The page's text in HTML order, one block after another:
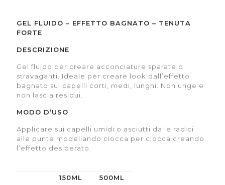
GEL FLUIDO – EFFETTO BAGNATO – TENUTA
FORTE
DESCRIZIONE
Gel fluido per creare acconciature sparate o
stravaganti. Ideale per creare look dall’effetto
bagnato sui capelli corti, medi, lunghi. Non unge e
non lascia residui.
MODO D’USO
Applicare sui capelli umidi o asciutti dalle radici
alle punte modellando ciocca per ciocca creando
l’effetto desiderato.
150ML
500ML